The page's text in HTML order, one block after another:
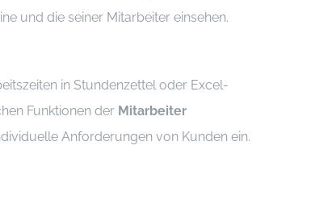
und die seiner Mitarbeiter einsehen.
in Stundenzettel oder Excel-
Funktionen der Mitarbeiter
Anforderungen von Kunden ein.